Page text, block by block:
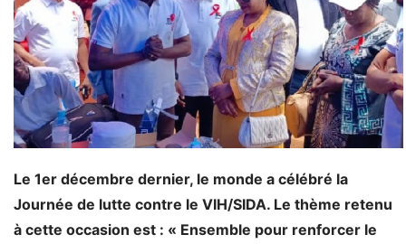
Le 1er décembre dernier, le monde a célébré la
Journée de lutte contre le VIH/SIDA. Le thème retenu
à cette occasion est : « Ensemble pour renforcer le